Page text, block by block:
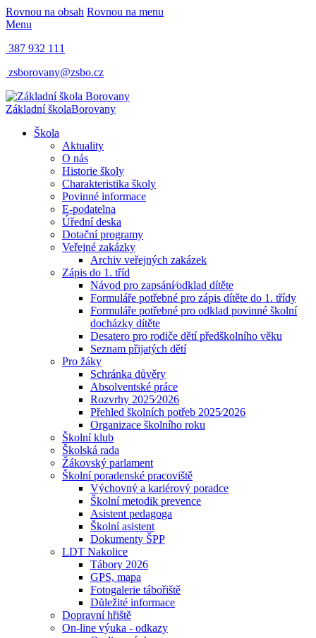
Rovnou na obsah Rovnou na menu
Menu
387 932 111
zsborovany@zsbo.cz
Základní školaBorovany
Škola
Aktuality
O nás
Historie školy
Charakteristika školy
Povinné informace
E-podatelna
Úřední deska
Dotační programy
Veřejné zakázky
Archiv veřejných zakázek
Zápis do 1. tříd
Návod pro zapsání⁄odklad dítěte
Formuláře potřebné pro zápis dítěte do 1. třídy
Formuláře potřebné pro odklad povinné školní
docházky dítěte
Desatero pro rodiče dětí předškolního věku
Seznam přijatých dětí
Pro žáky
Schránka důvěry
Absolventské práce
Rozvrhy 2025⁄2026
Přehled školních potřeb 2025⁄2026
Organizace školního roku
Školní klub
Školská rada
Žákovský parlament
Školní poradenské pracoviště
Výchovný a kariérový poradce
Školní metodik prevence
Asistent pedagoga
Školní asistent
Dokumenty ŠPP
LDT Nakolice
Tábory 2026
GPS, mapa
Fotogalerie tábořiště
Důležité informace
Dopravní hřiště
On-line výuka - odkazy